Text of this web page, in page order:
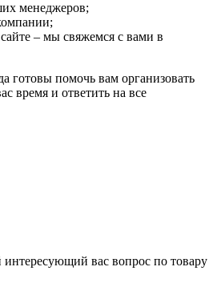
менеджеров;
– мы свяжемся с вами в
готовы помочь вам организовать
время и ответить на все
вас вопрос по товару